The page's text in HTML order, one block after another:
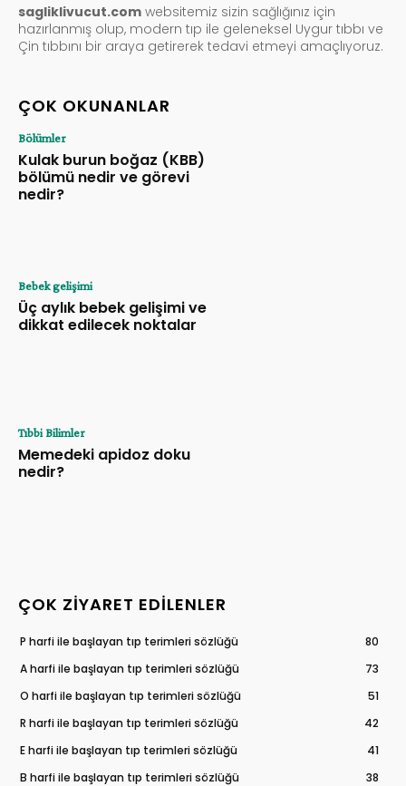
sagliklivucut.com websitemiz sizin sağlığınız için
hazırlanmış olup, modern tıp ile geleneksel Uygur tıbbı ve
Çin tıbbını bir araya getirerek tedavi etmeyi amaçlıyoruz.
ÇOK OKUNANLAR
Bölümler
Kulak burun boğaz (KBB)
bölümü nedir ve görevi
nedir?
Bebek gelişimi
Üç aylık bebek gelişimi ve
dikkat edilecek noktalar
Tıbbi Bilimler
Memedeki apidoz doku
nedir?
ÇOK ZIYARET EDILENLER
P harfi ile başlayan tıp terimleri sözlüğü
80
A harfi ile başlayan tıp terimleri sözlüğü
73
O harfi ile başlayan tıp terimleri sözlüğü
51
R harfi ile başlayan tıp terimleri sözlüğü
42
E harfi ile başlayan tıp terimleri sözlüğü
41
B harfi ile başlayan tıp terimleri sözlüğü
38